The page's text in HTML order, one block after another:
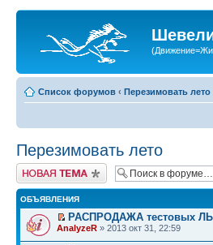
Список форумов ‹ Перезимовать лето
Перезимовать лето
Начать новую тему
ОБЪЯВЛЕНИЯ
РАСПРОДАЖА тестовых
AnalyzeR » 2013 окт 31, 22:59